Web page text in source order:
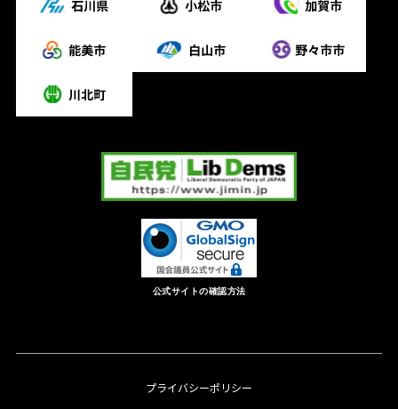
公式サイトの確認方法
プライバシーポリシー